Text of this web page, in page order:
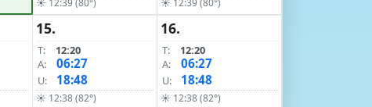
☀ 12:39 (80°) ☀ 12:39 (80°)
15.
T:
12:20
A:
06:27
U: 18:48
☀ 12:38 (82°)
16.
T:
12:20
A:
06:27
U: 18:48
☀ 12:38 (82°)